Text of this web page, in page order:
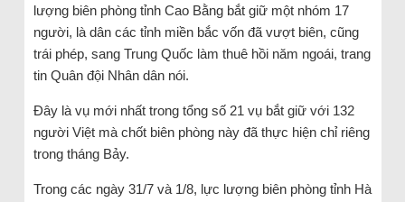
lượng biên phòng tỉnh Cao Bằng bắt giữ một nhóm 17
người, là dân các tỉnh miền bắc vốn đã vượt biên, cũng
trái phép, sang Trung Quốc làm thuê hồi năm ngoái, trang
tin Quân đội Nhân dân nói.
Đây là vụ mới nhất trong tổng số 21 vụ bắt giữ với 132
người Việt mà chốt biên phòng này đã thực hiện chỉ riêng
trong tháng Bảy.
Trong các ngày 31/7 và 1/8, lực lượng biên phòng tỉnh Hà